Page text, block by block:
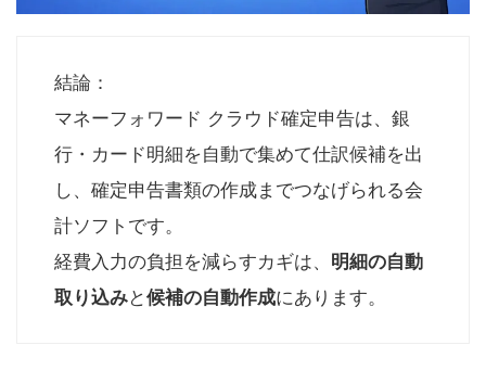
結論：
マネーフォワード クラウド確定申告は、銀
行・カード明細を自動で集めて仕訳候補を出
し、確定申告書類の作成までつなげられる会
計ソフトです。
経費入力の負担を減らすカギは、 明細の自動
取り込みと候補の自動作成にあります。